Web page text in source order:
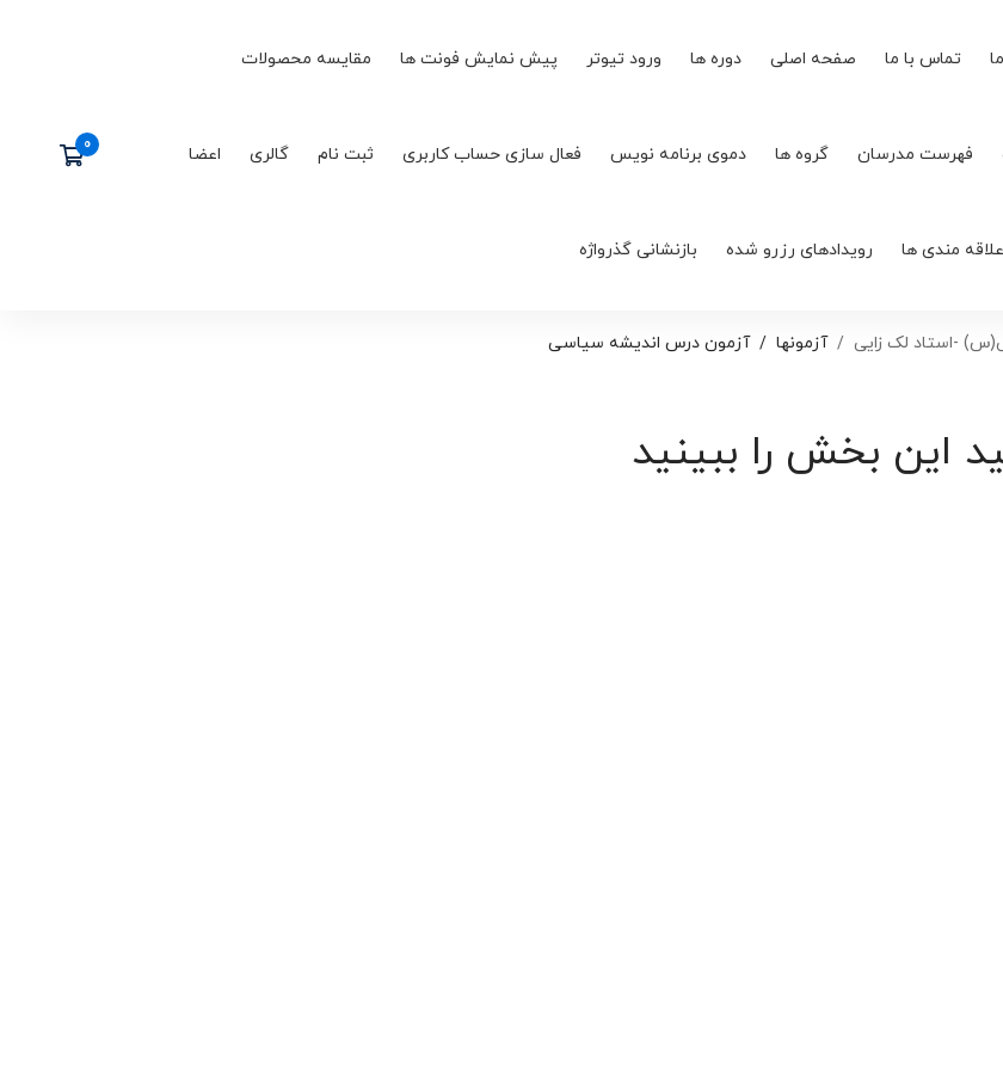
تماس با ما صفحه اصلی دوره ها ورود تیوتر پیش نمایش فونت ها مقایسه محصولات
فهرست مدرسان گروه ها دموی برنامه نویس فعال سازی حساب کاربری ثبت نام گالری اعضا
مندی ها رویدادهای رزرو شده بازنشانی گذرواژه
-استاد لک زایی آزمونها آزمون درس اندیشه سیاسی
این بخش را ببینید